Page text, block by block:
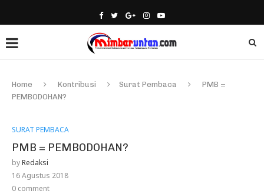
Home Kontribusi Surat Pembaca
PMB =
PEMBODOHAN?
SURAT PEMBACA
PMB = PEMBODOHAN?
byRedaksi
16 Agustus 2018
0 comment